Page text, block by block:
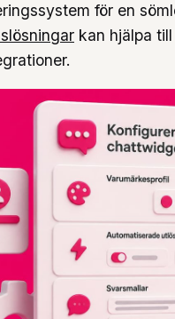
för en
kan hjälpa